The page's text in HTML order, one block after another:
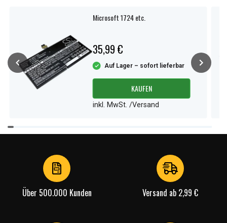
Microsoft 1724 etc.
35,99 €
Auf Lager – sofort lieferbar
KAUFEN
inkl. MwSt. /Versand
Item
1
Über 500.000 Kunden Versand ab 2,99 €